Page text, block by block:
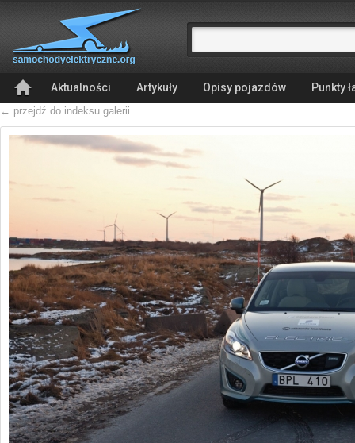
Aktualności Artykuły Opisy pojazdów Punkty
← przejdź do indeksu galerii